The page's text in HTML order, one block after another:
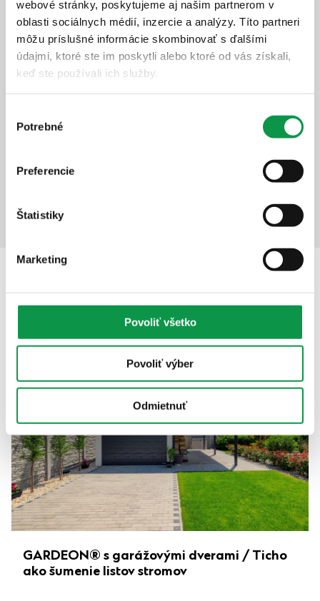
webové stránky, poskytujeme aj našim partnerom v
oblasti sociálnych médií, inzercie a analýzy. Títo partneri
môžu príslušné informácie skombinovať s ďalšími
údajmi, ktoré ste im poskytli alebo ktoré od vás získali,
keď ste používali ich služby.
súhlasu
Potrebné
Preferencie
Štatistiky
Marketing
Povoliť všetko
Povoliť výber
Odmietnuť
Zateplené steny Gardeon Thermopanel
Väčší komfort v zime i v lete
Menej hluku z vonku
Popis
GARDEON® s garážovými dverami / Ticho
ako šumenie listov stromov